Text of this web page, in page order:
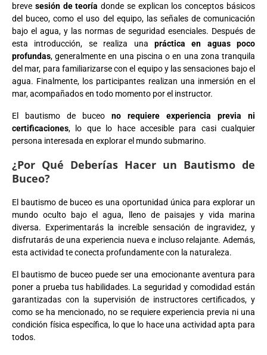
breve sesión de teoría donde se explican los conceptos básicos
del buceo, como el uso del equipo, las señales de comunicación
bajo el agua, y las normas de seguridad esenciales. Después de
esta introducción, se realiza una práctica en aguas poco
profundas, generalmente en una piscina o en una zona tranquila
del mar, para familiarizarse con el equipo y las sensaciones bajo el
agua. Finalmente, los participantes realizan una inmersión en el
mar, acompañados en todo momento por el instructor.
El bautismo de buceo no requiere experiencia previa ni
certificaciones, lo que lo hace accesible para casi cualquier
persona interesada en explorar el mundo submarino.
¿Por Qué Deberías Hacer un Bautismo de
Buceo?
El bautismo de buceo es una oportunidad única para explorar un
mundo oculto bajo el agua, lleno de paisajes y vida marina
diversa. Experimentarás la increíble sensación de ingravidez, y
disfrutarás de una experiencia nueva e incluso relajante. Además,
esta actividad te conecta profundamente con la naturaleza.
El bautismo de buceo puede ser una emocionante aventura para
poner a prueba tus habilidades. La seguridad y comodidad están
garantizadas con la supervisión de instructores certificados, y
como se ha mencionado, no se requiere experiencia previa ni una
condición física específica, lo que lo hace una actividad apta para
todos.